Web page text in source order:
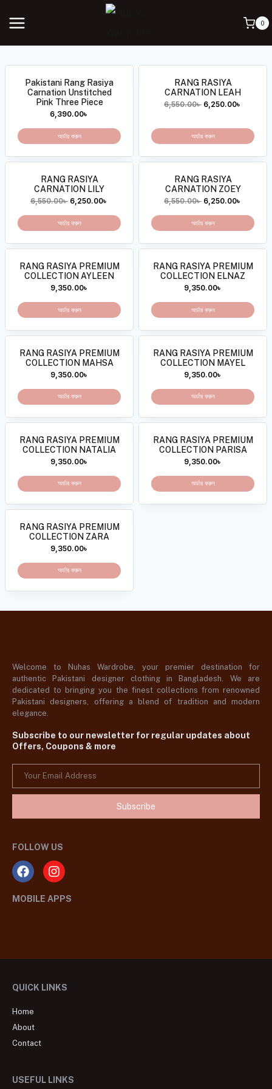
0
Pakistani Rang Rasiya
Carnation Unstitched
Pink Three Piece
6,390.00৳
অর্ডার করুন
RANG RASIYA
CARNATION LEAH
6,550.00৳ 6,250.00৳
অর্ডার করুন
RANG RASIYA
CARNATION LILY
6,550.00৳ 6,250.00৳
অর্ডার করুন
RANG RASIYA
CARNATION ZOEY
6,550.00৳ 6,250.00৳
অর্ডার করুন
RANG RASIYA PREMIUM
COLLECTION AYLEEN
9,350.00৳
অর্ডার করুন
RANG RASIYA PREMIUM
COLLECTION ELNAZ
9,350.00৳
অর্ডার করুন
RANG RASIYA PREMIUM
COLLECTION MAHSA
9,350.00৳
অর্ডার করুন
RANG RASIYA PREMIUM
COLLECTION MAYEL
9,350.00৳
অর্ডার করুন
RANG RASIYA PREMIUM
COLLECTION NATALIA
9,350.00৳
অর্ডার করুন
RANG RASIYA PREMIUM
COLLECTION PARISA
9,350.00৳
অর্ডার করুন
RANG RASIYA PREMIUM
COLLECTION ZARA
9,350.00৳
অর্ডার করুন
Welcome to Nuhas Wardrobe, your premier destination for
authentic Pakistani designer clothing in Bangladesh. We are
dedicated to bringing you the finest collections from renowned
Pakistani designers, offering a blend of tradition and modern
elegance.
Subscribe to our newsletter for regular updates about
Offers, Coupons & more
Subscribe
FOLLOW US
MOBILE APPS
QUICK LINKS
Home
About
Contact
USEFUL LINKS